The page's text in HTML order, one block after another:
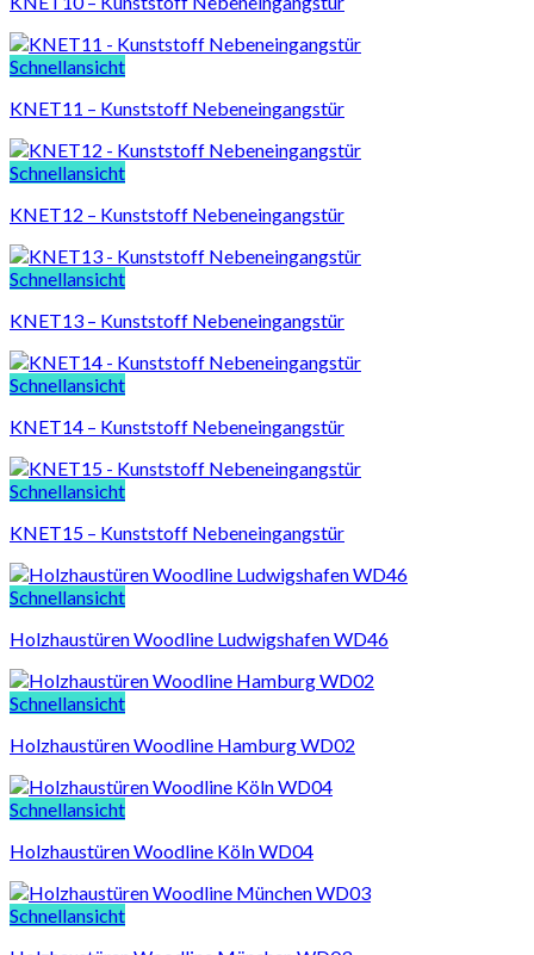
Schnellansicht
KNET11 – Kunststoff Nebeneingangstür
Schnellansicht
KNET12 – Kunststoff Nebeneingangstür
Schnellansicht
KNET13 – Kunststoff Nebeneingangstür
Schnellansicht
KNET14 – Kunststoff Nebeneingangstür
Schnellansicht
KNET15 – Kunststoff Nebeneingangstür
Schnellansicht
Holzhaustüren Woodline Ludwigshafen WD46
Schnellansicht
Holzhaustüren Woodline Hamburg WD02
Schnellansicht
Holzhaustüren Woodline Köln WD04
Schnellansicht